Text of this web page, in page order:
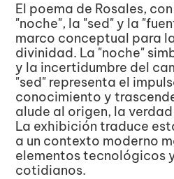
El poema de Rosales,
"noche", la "sed" y la
marco conceptual para
divinidad. La "noche"
y la incertidumbre del
"sed" representa el
conocimiento y
alude al origen, la
La exhibición traduce
a un contexto moderno
elementos tecnológicos
cotidianos.